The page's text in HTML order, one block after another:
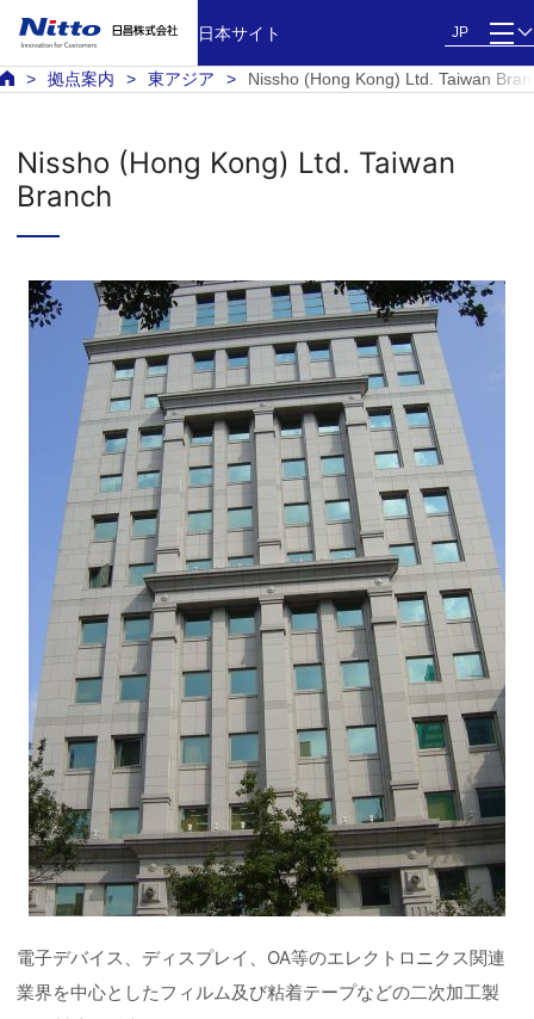
日本サイト JP
拠点案内 東アジア Nissho (Hong Kong) Ltd. Taiwan
Nissho (Hong Kong) Ltd. Taiwan
Branch
電子デバイス、ディスプレイ、OA等のエレクトロニクス関連
業界を中心としたフィルム及び粘着テープなどの二次加工製